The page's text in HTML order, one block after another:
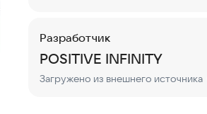
Разработчик
POSITIVE INFINITY
Загружено из внешнего источника